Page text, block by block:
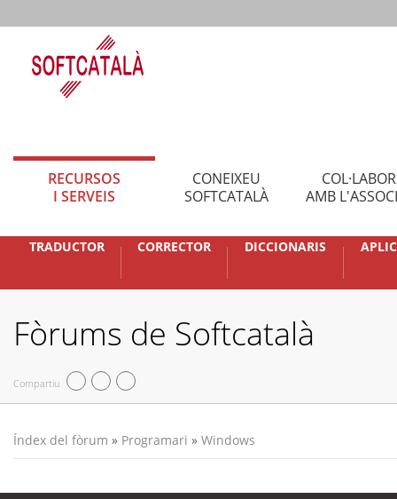
RECURSOS
I SERVEIS
CONEIXEU
SOFTCATALÀ
AMB
TRADUCTOR CORRECTOR DICCIONARIS
Fòrums de Softcatalà
Compartiu
Índex del fòrum » Programari » Windows